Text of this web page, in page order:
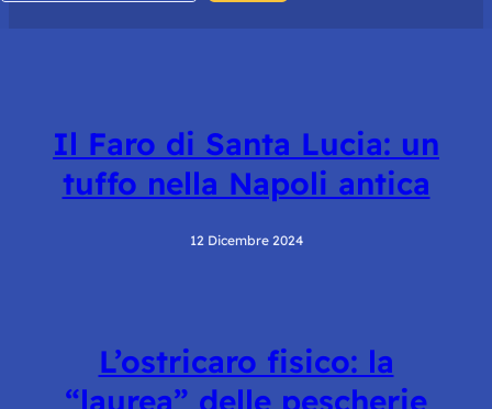
Il Faro di Santa Lucia: un
tuffo nella Napoli antica
12 Dicembre 2024
L’ostricaro fisico: la
“laurea” delle pescherie